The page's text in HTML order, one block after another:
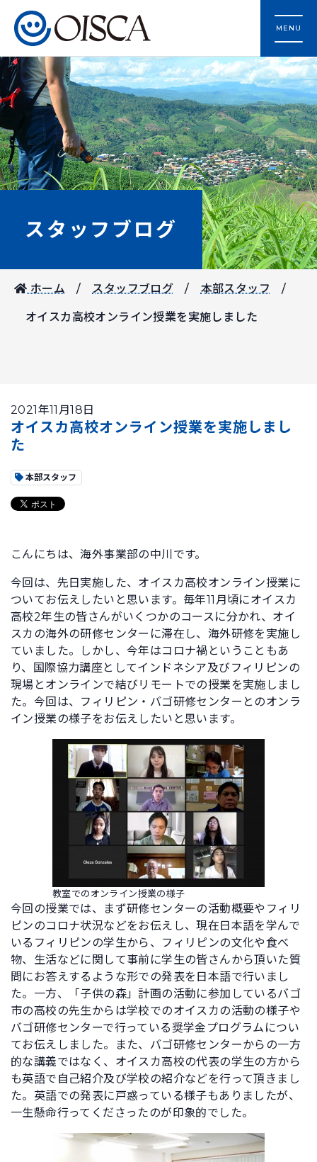
MENU
スタッフブログ
ホーム スタッフブログ 本部スタッフ
オイスカ高校オンライン授業を実施しました
2021年11月18日
オイスカ高校オンライン授業を実施しまし
た
本部スタッフ
こんにちは、海外事業部の中川です。
今回は、先日実施した、オイスカ高校オンライン授業に
ついてお伝えしたいと思います。毎年11月頃にオイスカ
高校2年生の皆さんがいくつかのコースに分かれ、オイ
スカの海外の研修センターに滞在し、海外研修を実施し
ていました。しかし、今年はコロナ禍ということもあ
り、国際協力講座としてインドネシア及びフィリピンの
現場とオンラインで結びリモートでの授業を実施しまし
た。今回は、フィリピン・バゴ研修センターとのオンラ
イン授業の様子をお伝えしたいと思います。
教室でのオンライン授業の様子
今回の授業では、まず研修センターの活動概要やフィリ
ピンのコロナ状況などをお伝えし、現在日本語を学んで
いるフィリピンの学生から、フィリピンの文化や食べ
物、生活などに関して事前に学生の皆さんから頂いた質
問にお答えするような形での発表を日本語で行いまし
た。一方、「子供の森」計画の活動に参加しているバゴ
市の高校の先生からは学校でのオイスカの活動の様子や
バゴ研修センターで行っている奨学金プログラムについ
てお伝えしました。また、バゴ研修センターからの一方
的な講義ではなく、オイスカ高校の代表の学生の方から
も英語で自己紹介及び学校の紹介などを行って頂きまし
た。英語での発表に戸惑っている様子もありましたが、
一生懸命行ってくださったのが印象的でした。